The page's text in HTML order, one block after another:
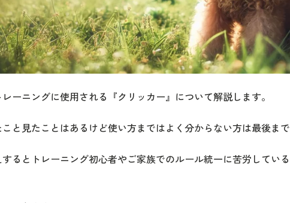
ーニングに使用される『クリッカー』について解説します。
と見たことはあるけど使い方まではよく分からない方は最後ま
るとトレーニング初心者やご家族でのルール統一に苦労してい